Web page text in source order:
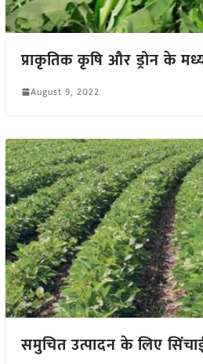
प्राकृतिक कृषि और ड्रोन के
August 9, 2022
समुचित उत्पादन के लिए